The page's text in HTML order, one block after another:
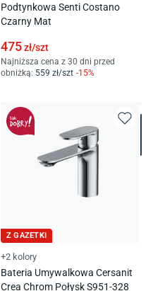
Podtynkowa Senti Costano
Czarny Mat
475zł/szt
Najniższa cena z 30 dni przed
obniżką: 559 zł/szt -15%
Z GAZETKI
+2 kolory
Bateria Umywalkowa Cersanit
Crea Chrom Połysk S951-328